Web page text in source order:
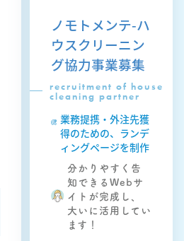
ノモトメンテ-ハ
ウスクリーニン
グ協力事業募集
recruitment of house
cleaning partner
業務提携・外注先獲
得のための、ランデ
ィングページを制作
分かりやすく告
知できるWebサ
イトが完成し、
大いに活用してい
ます！